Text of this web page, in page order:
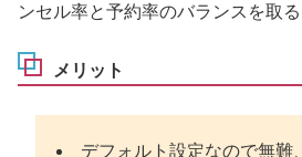
ンセル率と予約率のバランスを取る
メリット
デフォルト設定なので無難